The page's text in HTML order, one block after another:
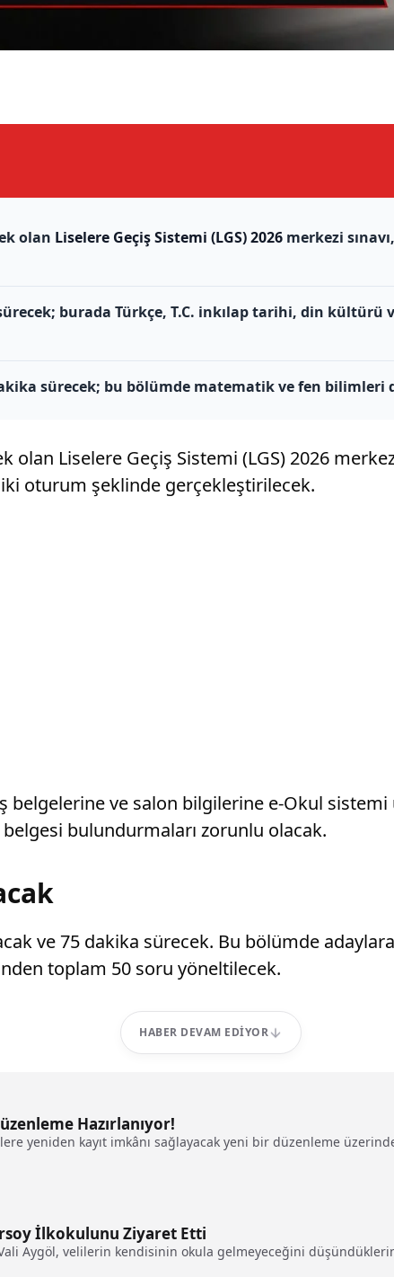
olan Liselere Geçiş Sistemi (LGS) 2026 merkezi
burada Türkçe, T.C. inkılap tarihi, din kültürü
sürecek; bu bölümde matematik ve fen
olan Liselere Geçiş Sistemi (LGS) 2026
oturum şeklinde gerçekleştirilecek.
belgelerine ve salon bilgilerine e-Okul
bulundurmaları zorunlu olacak.
ve 75 dakika sürecek. Bu bölümde
toplam 50 soru yöneltilecek.
HABER DEVAM EDIYOR
Hazırlanıyor!
yeniden kayıt imkânı sağlayacak yeni bir düzenleme üzerinde
İlkokulunu Ziyaret Etti
Aygöl, velilerin kendisinin okula gelmeyeceğini